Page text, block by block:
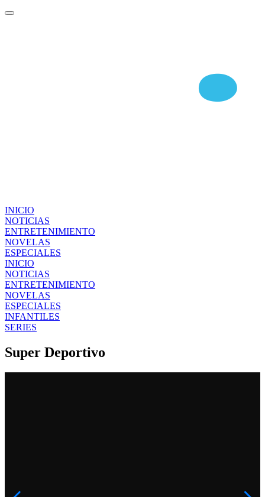
INICIO
NOTICIAS
ENTRETENIMIENTO
NOVELAS
ESPECIALES
INICIO
NOTICIAS
ENTRETENIMIENTO
NOVELAS
ESPECIALES
INFANTILES
SERIES
Super Deportivo